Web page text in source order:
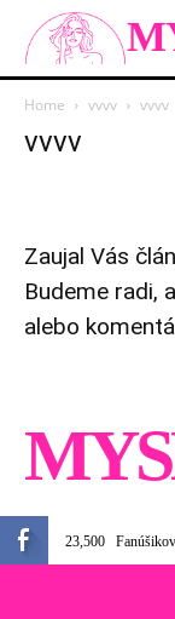
Home vvvv vvvv
vvvv
Zaujal Vás
Budeme radi,
alebo
23,500